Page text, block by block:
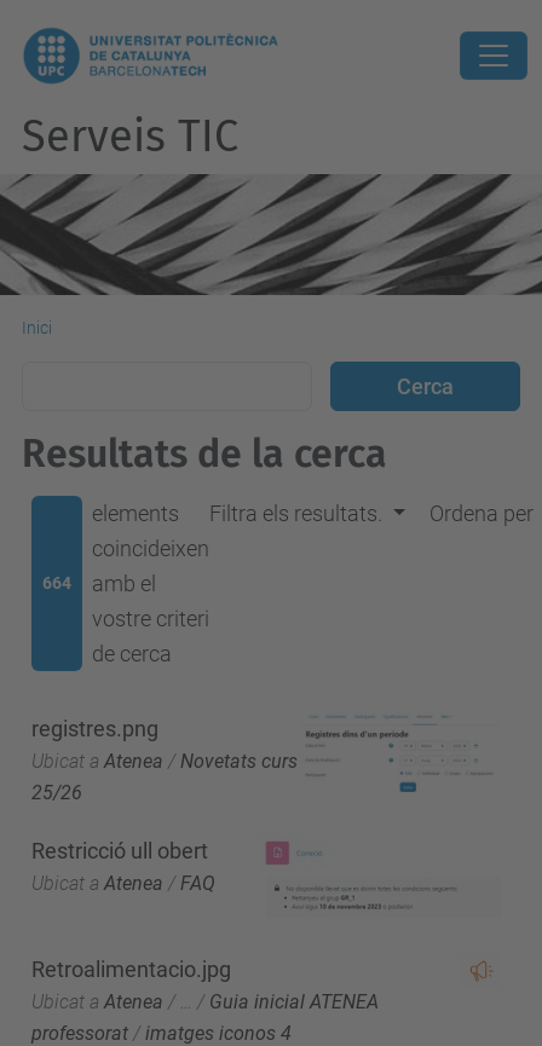
Serveis TIC
Inici
Resultats de la cerca
664
elements
coincideixen
amb el
vostre criteri
de cerca
Filtra els resultats. Ordena per
registres.png
Ubicat a Atenea / Novetats curs
25/26
Restricció ull obert
Ubicat a Atenea /FAQ
Retroalimentacio.jpg
Ubicat a Atenea / / Guia inicial ATENEA
professorat /imatges iconos 4